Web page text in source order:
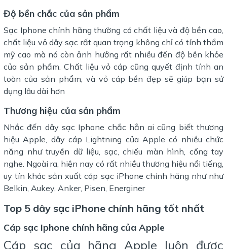
Độ bền chắc của sản phẩm
Sạc Iphone chính hãng thường có chất liệu và độ bền cao,
chất liệu vỏ dây sạc rất quan trọng không chỉ có tính thẩm
mỹ cao mà nó còn ảnh hưởng rất nhiều đến độ bền khỏe
của sản phẩm. Chất liệu vỏ cáp cũng quyết định tính an
toàn của sản phẩm, và vỏ cáp bền đẹp sẽ giúp bạn sử
dụng lâu dài hơn
Thương hiệu của sản phẩm
Nhắc đến dây sạc Iphone chắc hẳn ai cũng biết thương
hiệu Apple, dây cáp Lightning của Apple có nhiều chức
năng như truyền dữ liệu, sạc, chiếu màn hình, cổng tay
nghe. Ngoài ra, hiện nay có rất nhiều thương hiệu nổi tiếng,
uy tín khác sản xuất cáp sạc iPhone chính hãng như như
Belkin, Aukey, Anker, Pisen, Energiner
Top 5 dây sạc iPhone chính hãng tốt nhất
Cáp sạc Iphone chính hãng của Apple
Cáp sạc của hãng Apple luôn được